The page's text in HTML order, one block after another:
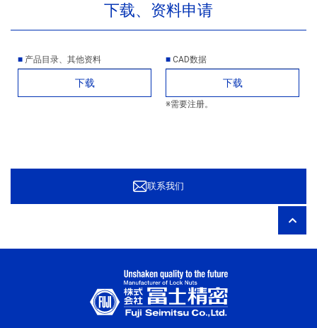
下载、资料申请
产品目录、其他资料
下载
CAD数据
下载
※需要注册。
联系我们